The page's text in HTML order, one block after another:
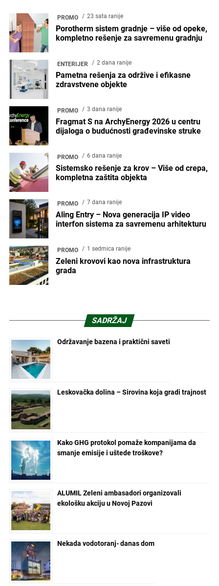
PROMO 23 sata ranije
Porotherm sistem gradnje – više od opeke,
kompletno rešenje za savremenu gradnju
ENTERIJER 2 dana ranije
Pametna rešenja za održive i efikasne
zdravstvene objekte
PROMO 3 dana ranije
Fragmat S na ArchyEnergy 2026 u centru
dijaloga o budućnosti građevinske struke
PROMO 6 dana ranije
Sistemsko rešenje za krov – Više od crepa,
kompletna zaštita objekta
PROMO 7 dana ranije
Aling Entry – Nova generacija IP video
interfon sistema za savremenu arhitekturu
PROMO 1 sedmica ranije
Zeleni krovovi kao nova infrastruktura
grada
SADRŽAJ
Održavanje bazena i praktični saveti
Leskovačka dolina – Sirovina koja gradi trajnost
Kako GHG protokol pomaže kompanijama da
smanje emisije i uštede troškove?
ALUMIL Zeleni ambasadori organizovali
ekološku akciju u Novoj Pazovi
Nekada vodotoranj- danas dom